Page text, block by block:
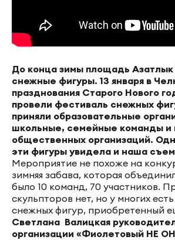
До конца зимы площадь Азатлык
снежные фигуры. 13 января в
празднования Старого Нового
провели фестиваль снежных
приняли образовательные
школьные, семейные команды и
общественных организаций.
эти фигуры увидела и наша
Мероприятие не похоже на
зимняя забава, которая
было 10 команд, 70 участников.
скульпторов нет, но у многих
снежных фигур, приобретенный
Светлана Валицкая
организации «Фиолетовый НЕ